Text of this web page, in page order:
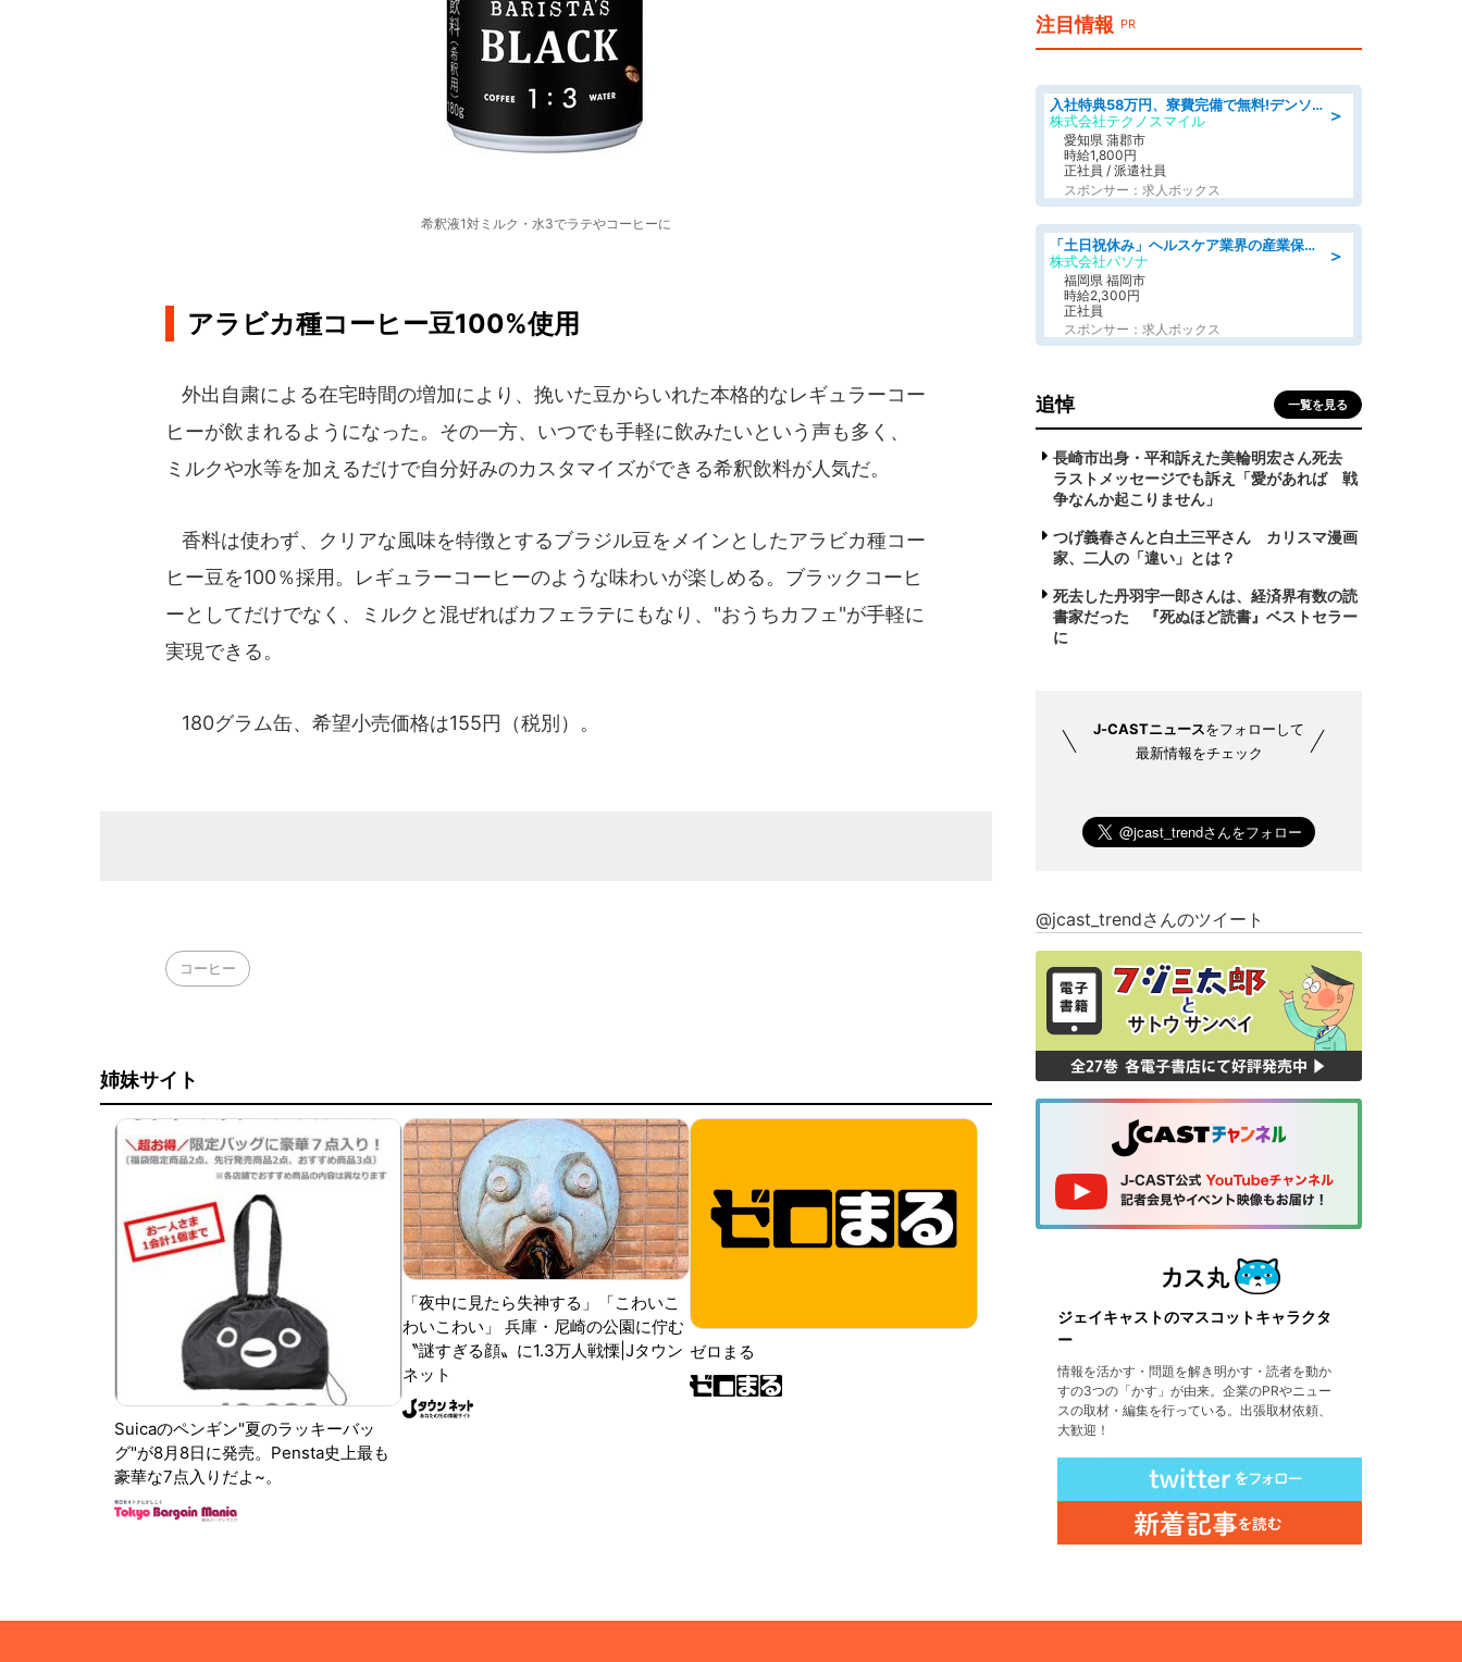
希釈液1対ミルク・水3でラテやコーヒーに
アラビカ種コーヒー豆100%使用
外出自粛による在宅時間の増加により、挽いた豆からいれた本格的なレギュラーコー
ヒーが飲まれるようになった。その一方、いつでも手軽に飲みたいという声も多く、
ミルクや水等を加えるだけで自分好みのカスタマイズができる希釈飲料が人気だ。
香料は使わず、クリアな風味を特徴とするブラジル豆をメインとしたアラビカ種コー
ヒー豆を100％採用。レギュラーコーヒーのような味わいが楽しめる。ブラックコーヒ
ーとしてだけでなく、ミルクと混ぜればカフェラテにもなり、"おうちカフェ"が手軽に
実現できる。
180グラム缶、希望小売価格は155円（税別）。
コーヒー
姉妹サイト
Suicaのペンギン"夏のラッキーバッ
グ"が8月8日に発売。Pensta史上最も
豪華な7点入りだよ~。
「夜中に見たら失神する」「こわいこ
わいこわい」 兵庫・尼崎の公園に佇む
〝謎すぎる顔〟に1.3万人戦慄|Jタウン
ネット
ゼロまる
注目情報 PR
＞
入社特典58万円、寮費完備で無料!デンソーで働こう!自動車工場で小型部品の検査業務 denso aichi
株式会社テクノスマイル
愛知県 蒲郡市
時給1,800円
正社員 / 派遣社員
スポンサー：求人ボックス
＞
「土日祝休み」ヘルスケア業界の産業保健師/高時給/未経験OK/要資格:保健師、正看護師
株式会社パソナ
福岡県 福岡市
時給2,300円
正社員
スポンサー：求人ボックス
追悼 一覧を見る
長崎市出身・平和訴えた美輪明宏さん死去
ラストメッセージでも訴え「愛があれば 戦
争なんか起こりません」
つげ義春さんと白土三平さん カリスマ漫画
家、二人の「違い」とは？
死去した丹羽宇一郎さんは、経済界有数の読
書家だった 『死ぬほど読書』ベストセラー
に
J-CASTニュースをフォローして
最新情報をチェック
@jcast_trendさんのツイート
ジェイキャストのマスコットキャラクタ
ー
情報を活かす・問題を解き明かす・読者を動か
すの3つの「かす」が由来。企業のPRやニュー
スの取材・編集を行っている。出張取材依頼、
大歓迎！